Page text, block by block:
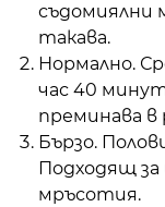
съдомиялни
такава.
Нормално.
час 40
преминава в
Бързо.
Подходящ
мръсотия.